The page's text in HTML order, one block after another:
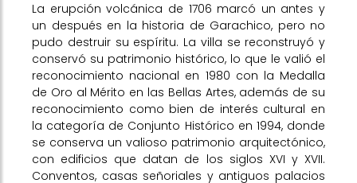
La erupción volcánica de 1706 marcó un antes y
un después en la historia de Garachico, pero no
pudo destruir su espíritu. La villa se reconstruyó y
conservó su patrimonio histórico, lo que le valió el
reconocimiento nacional en 1980 con la Medalla
de Oro al Mérito en las Bellas Artes, además de su
reconocimiento como bien de interés cultural en
la categoría de Conjunto Histórico en 1994, donde
se conserva un valioso patrimonio arquitectónico,
con edificios que datan de los siglos XVI y XVII.
Conventos, casas señoriales y antiguos palacios